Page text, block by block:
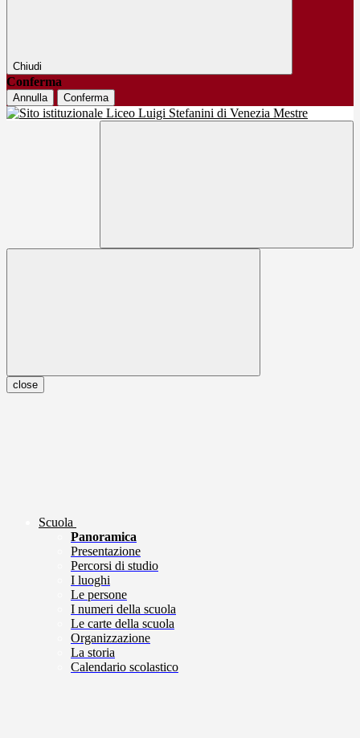
Chiudi
Conferma
Annulla Conferma
close
Scuola
Panoramica
Presentazione
Percorsi di studio
I luoghi
Le persone
I numeri della scuola
Le carte della scuola
Organizzazione
La storia
Calendario scolastico